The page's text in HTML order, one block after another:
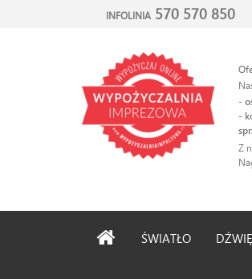
INFOLINIA 570 570 850
-
-
Z
ŚWIATŁO